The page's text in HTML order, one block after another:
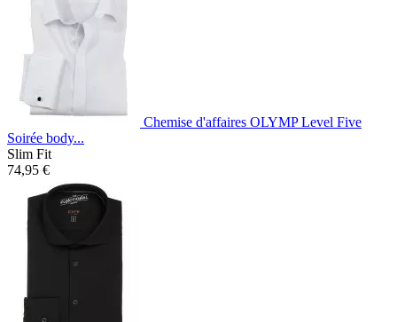
Chemise d'affaires OLYMP Level Five
Soirée body...
Slim Fit
74,95 €